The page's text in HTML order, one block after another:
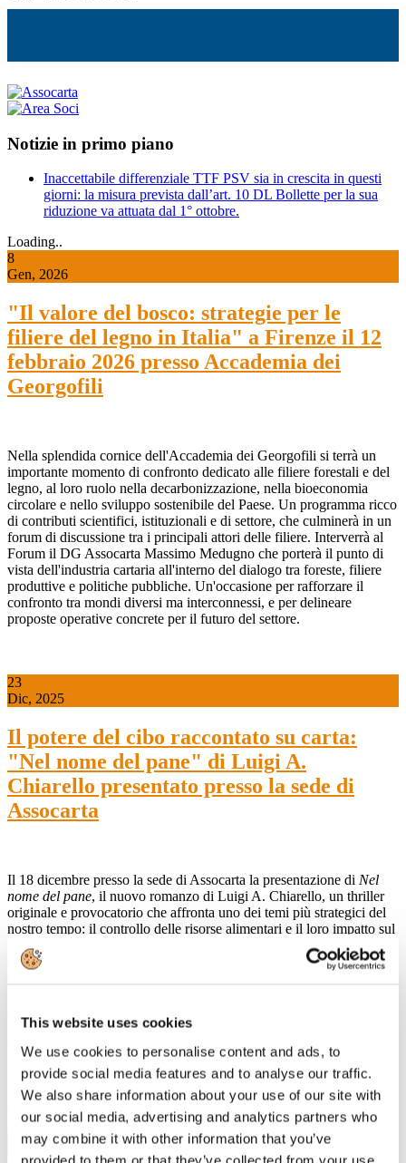
This website uses cookies
We use cookies to personalise content and ads, to
provide social media features and to analyse our traffic.
We also share information about your use of our site with
our social media, advertising and analytics partners who
may combine it with other information that you’ve
provided to them or that they’ve collected from your use
Notizie in primo piano
Inaccettabile differenziale TTF PSV sia in crescita in questi
giorni: la misura prevista dall’art. 10 DL Bollette per la sua
riduzione va attuata dal 1° ottobre.
Loading..
8
Gen, 2026
"Il valore del bosco: strategie per le
filiere del legno in Italia" a Firenze il 12
febbraio 2026 presso Accademia dei
Georgofili
Nella splendida cornice dell'Accademia dei Georgofili si terrà un
importante momento di confronto dedicato alle filiere forestali e del
legno, al loro ruolo nella decarbonizzazione, nella bioeconomia
circolare e nello sviluppo sostenibile del Paese. Un programma ricco
di contributi scientifici, istituzionali e di settore, che culminerà in un
forum di discussione tra i principali attori delle filiere. Interverrà al
Forum il DG Assocarta Massimo Medugno che porterà il punto di
vista dell'industria cartaria all'interno del dialogo tra foreste, filiere
produttive e politiche pubbliche. Un'occasione per rafforzare il
confronto tra mondi diversi ma interconnessi, e per delineare
proposte operative concrete per il futuro del settore.
23
Dic, 2025
Il potere del cibo raccontato su carta:
"Nel nome del pane" di Luigi A.
Chiarello presentato presso la sede di
Assocarta
Il 18 dicembre presso la sede di Assocarta la presentazione di Nel
nome del pane, il nuovo romanzo di Luigi A. Chiarello, un thriller
originale e provocatorio che affronta uno dei temi più strategici del
nostro tempo: il controllo delle risorse alimentari e il loro impatto sul
potere globale. Attraverso una narrazione avvincente e ricca di colpi
di scena, il libro accompagna il lettore in un viaggio sorprendente
profondo del cibo nella società contemporanea e sulle trasformazioni
che stanno ridefinendo il nostro rapporto con esso.
Leggi di più
Dic, 2025